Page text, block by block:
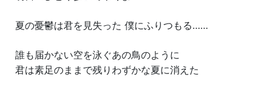
夏の憂鬱は君を見失った 僕にふりつもる……
誰も届かない空を泳ぐあの鳥のように
君は素足のままで残りわずかな夏に消えた